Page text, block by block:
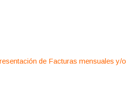
de Facturas mensuales y/o